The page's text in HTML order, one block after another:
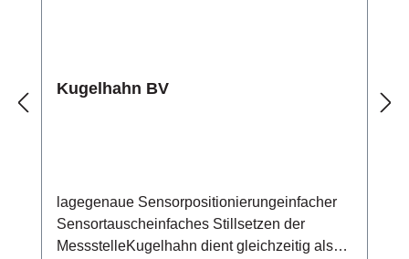
Kugelhahn BV
lagegenaue Sensorpositionierungeinfacher
Sensortauscheinfaches Stillsetzen der
MessstelleKugelhahn dient gleichzeitig als